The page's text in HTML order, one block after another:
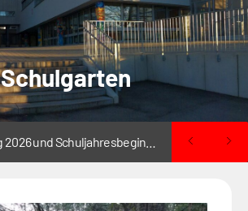
Schulgarten